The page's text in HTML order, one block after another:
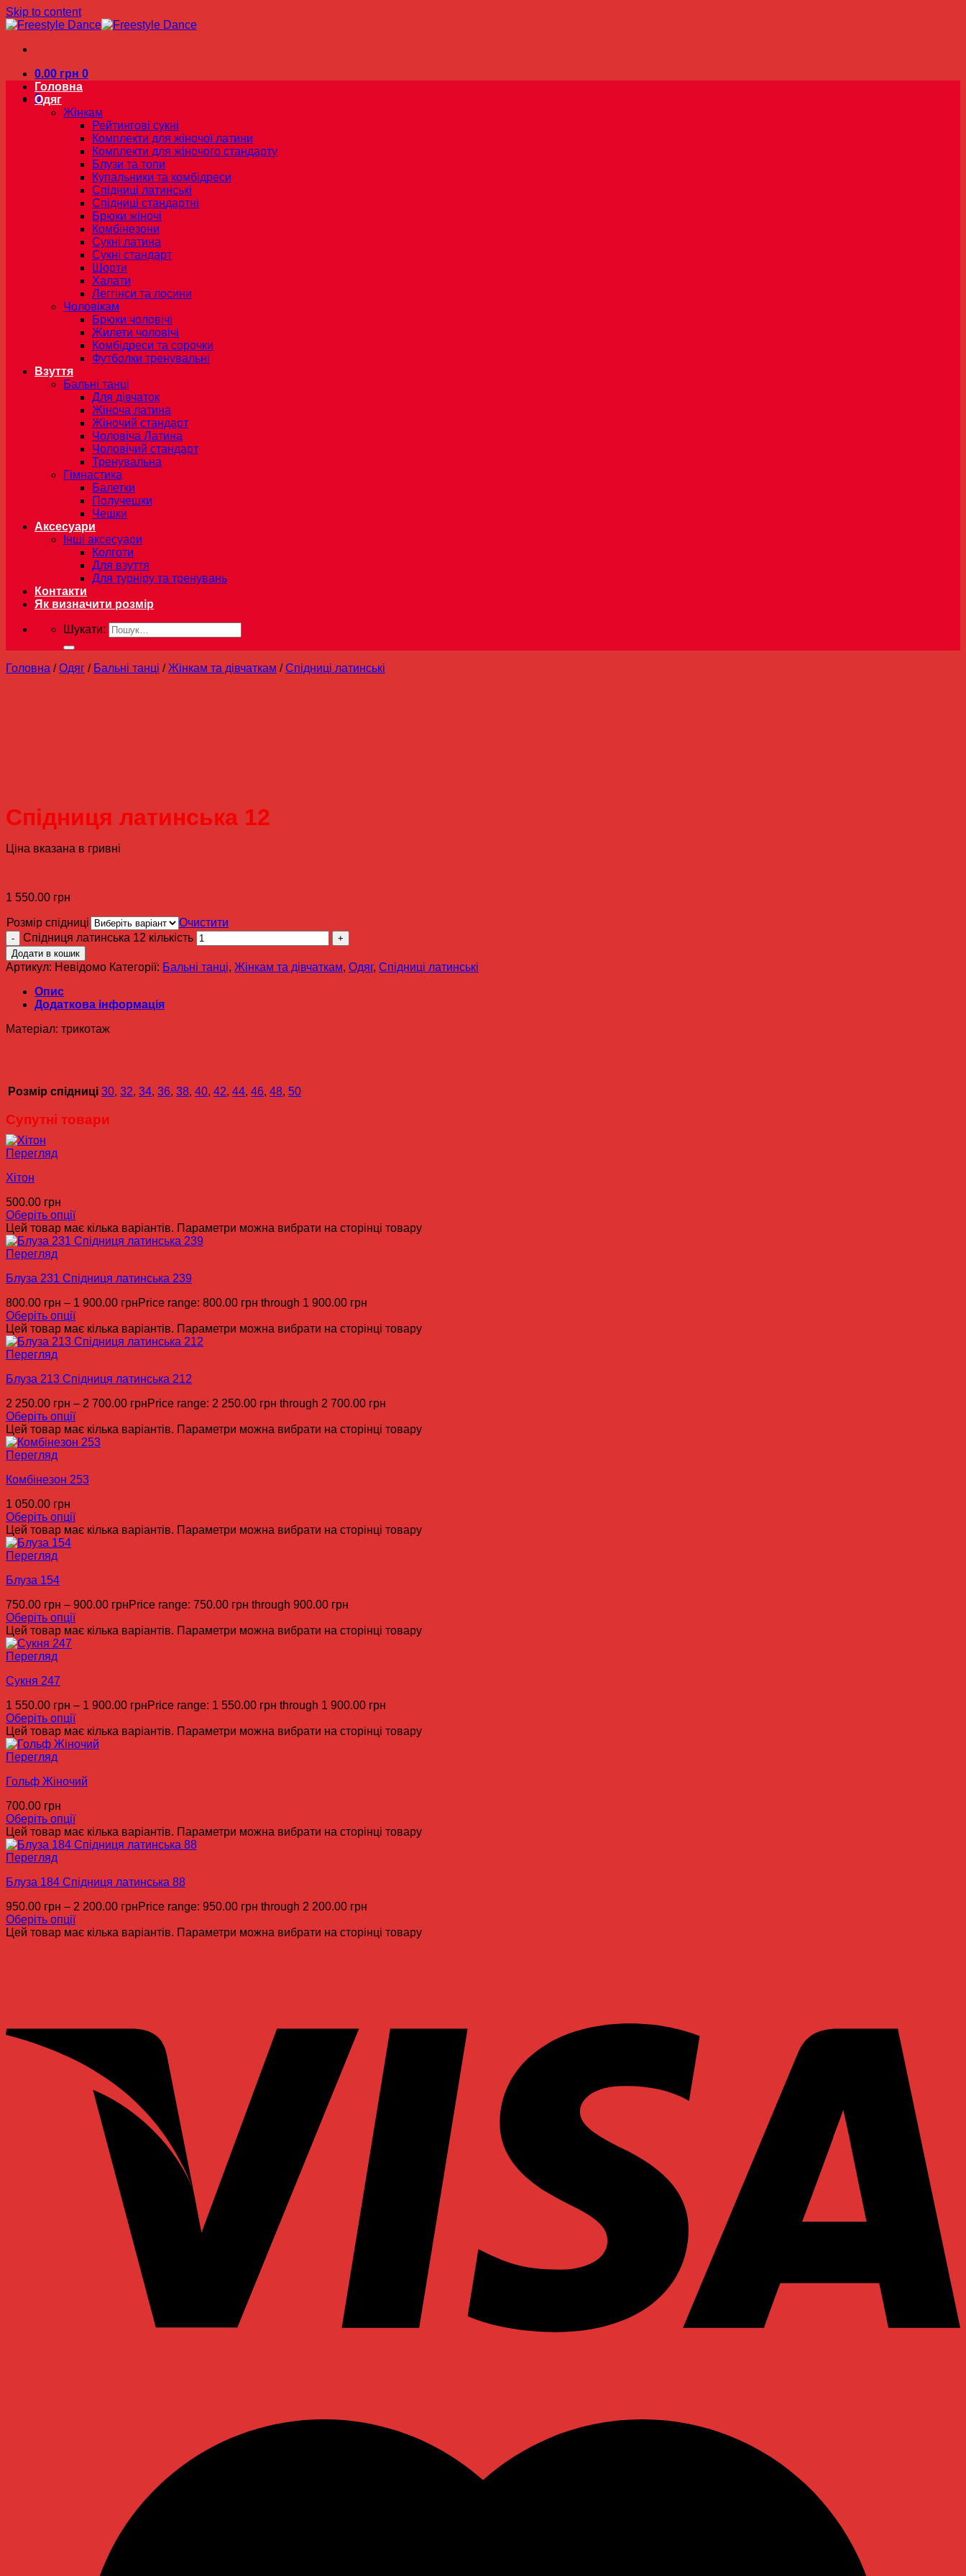
Skip to content
0.00 грн 0
0
Головна
Одяг
Жінкам
Рейтингові сукні
Комплекти для жіночої латини
Комплекти для жіночого стандарту
Блузи та топи
Купальники та комбідреси
Спідниці латинські
Спідниці стандартні
Брюки жіночі
Комбінезони
Сукні латина
Сукні стандарт
Шорти
Халати
Леггінси та лосини
Чоловікам
Брюки чоловічі
Жилети чоловічі
Комбідреси та сорочки
Футболки тренувальні
Взуття
Бальні танці
Для дівчаток
Жіноча латина
Жіночий стандарт
Чоловіча Латина
Чоловічий стандарт
Тренувальна
Гімнастика
Балетки
Получешки
Чешки
Аксесуари
Інші аксесуари
Колготи
Для взуття
Для турніру та тренувань
Контакти
Як визначити розмір
Шукати:
Головна / Одяг / Бальні танці / Жінкам та дівчаткам / Спідниці латинські
Спідниця латинська 12
Ціна вказана в гривні
1 550.00 грн
Розмір спідниці
Очистити
Спідниця латинська 12 кількість
Додати в кошик
Артикул: Невідомо Категорії: Бальні танці, Жінкам та дівчаткам, Одяг, Спідниці латинські
Опис
Додаткова інформація
Матеріал: трикотаж
Розмір спідниці 30, 32, 34, 36, 38, 40, 42, 44, 46, 48, 50
Супутні товари
Перегляд
Хітон
500.00 грн
Оберіть опції
Цей товар має кілька варіантів. Параметри можна вибрати на сторінці товару
Перегляд
Блуза 231 Спідниця латинська 239
800.00 грн – 1 900.00 грнPrice range: 800.00 грн through 1 900.00 грн
Оберіть опції
Цей товар має кілька варіантів. Параметри можна вибрати на сторінці товару
Перегляд
Блуза 213 Спідниця латинська 212
2 250.00 грн – 2 700.00 грнPrice range: 2 250.00 грн through 2 700.00 грн
Оберіть опції
Цей товар має кілька варіантів. Параметри можна вибрати на сторінці товару
Перегляд
Комбінезон 253
1 050.00 грн
Оберіть опції
Цей товар має кілька варіантів. Параметри можна вибрати на сторінці товару
Перегляд
Блуза 154
750.00 грн – 900.00 грнPrice range: 750.00 грн through 900.00 грн
Оберіть опції
Цей товар має кілька варіантів. Параметри можна вибрати на сторінці товару
Перегляд
Сукня 247
1 550.00 грн – 1 900.00 грнPrice range: 1 550.00 грн through 1 900.00 грн
Оберіть опції
Цей товар має кілька варіантів. Параметри можна вибрати на сторінці товару
Перегляд
Гольф Жіночий
700.00 грн
Оберіть опції
Цей товар має кілька варіантів. Параметри можна вибрати на сторінці товару
Перегляд
Блуза 184 Спідниця латинська 88
950.00 грн – 2 200.00 грнPrice range: 950.00 грн through 2 200.00 грн
Оберіть опції
Цей товар має кілька варіантів. Параметри можна вибрати на сторінці товару